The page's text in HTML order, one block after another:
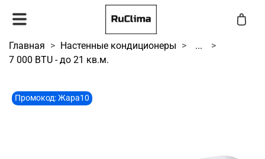
Главная Настенные кондиционеры
...
7 000 BTU - до 21 кв.м.
Промокод: Жара10